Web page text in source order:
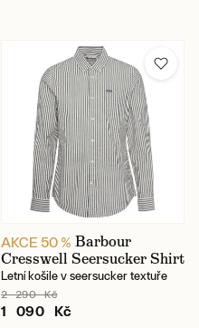
AKCE 50 % Barbour
Cresswell Seersucker Shirt
Letní košile v seersucker textuře
2 290 Kč
1 090 Kč